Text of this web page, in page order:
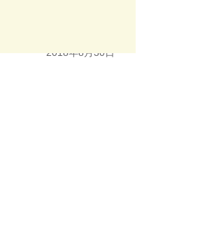
2018年8月30日